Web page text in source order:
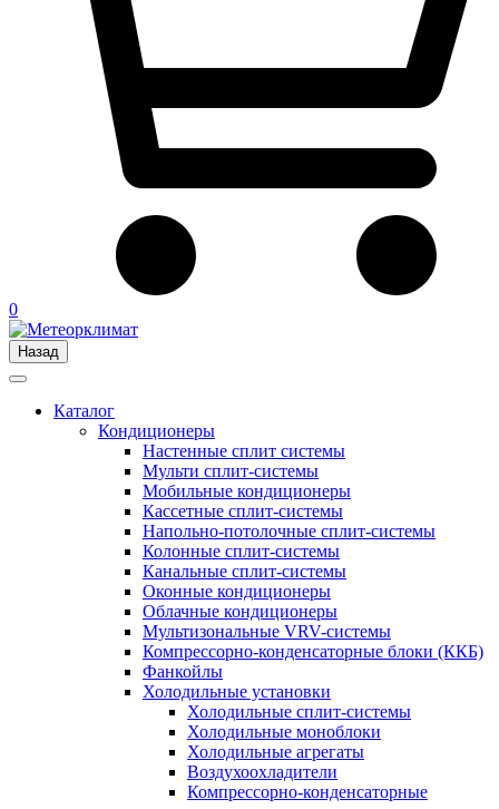
0
Назад
Каталог
Кондиционеры
Настенные сплит системы
Мульти сплит-системы
Мобильные кондиционеры
Кассетные сплит-системы
Напольно-потолочные сплит-системы
Колонные сплит-системы
Канальные сплит-системы
Оконные кондиционеры
Облачные кондиционеры
Мультизональные VRV-системы
Компрессорно-конденсаторные блоки (ККБ)
Фанкойлы
Холодильные установки
Холодильные сплит-системы
Холодильные моноблоки
Холодильные агрегаты
Воздухоохладители
Компрессорно-конденсаторные